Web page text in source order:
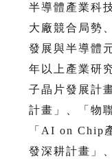
半導體產業科
大廠競合局勢
發展與半導體
年以上產業研
子晶片發展計
計畫」、「物
「AI on Chip
發深耕計畫」